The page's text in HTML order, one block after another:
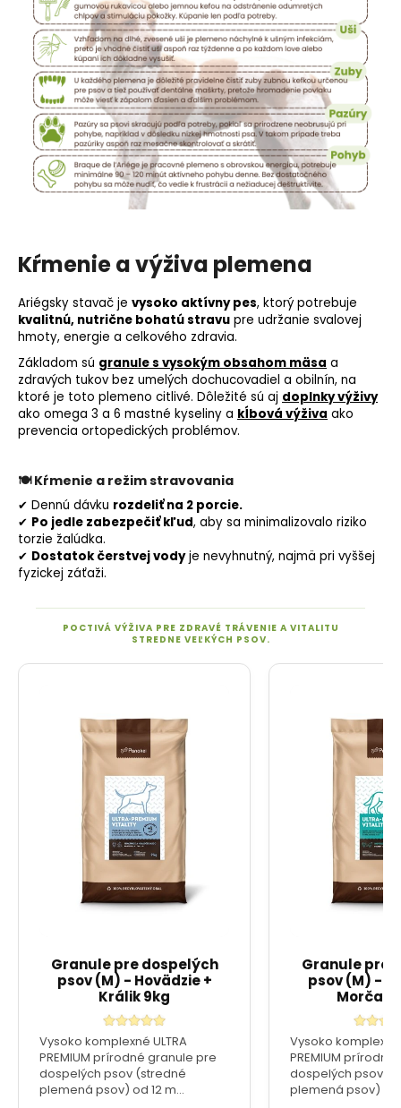
Kŕmenie a výživa plemena
Ariégsky stavač je vysoko aktívny pes, ktorý potrebuje
kvalitnú, nutrične bohatú stravu pre udržanie svalovej
hmoty, energie a celkového zdravia.
Základom sú granule s vysokým obsahom mäsa a
zdravých tukov bez umelých dochucovadiel a obilnín, na
ktoré je toto plemeno citlivé. Dôležité sú aj doplnky výživy
ako omega 3 a 6 mastné kyseliny a kĺbová výživa ako
prevencia ortopedických problémov.
🍽Kŕmenie a režim stravovania
✔ Dennú dávku rozdeliť na 2 porcie.
✔ Po jedle zabezpečiť kľud, aby sa minimalizovalo riziko
torzie žalúdka.
✔ Dostatok čerstvej vodyje nevyhnutný, najmä pri vyššej
fyzickej záťaži.